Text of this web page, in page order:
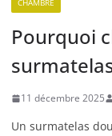
CHAMBRE
Pourquoi
11 décembre 2025
Un surmatelas